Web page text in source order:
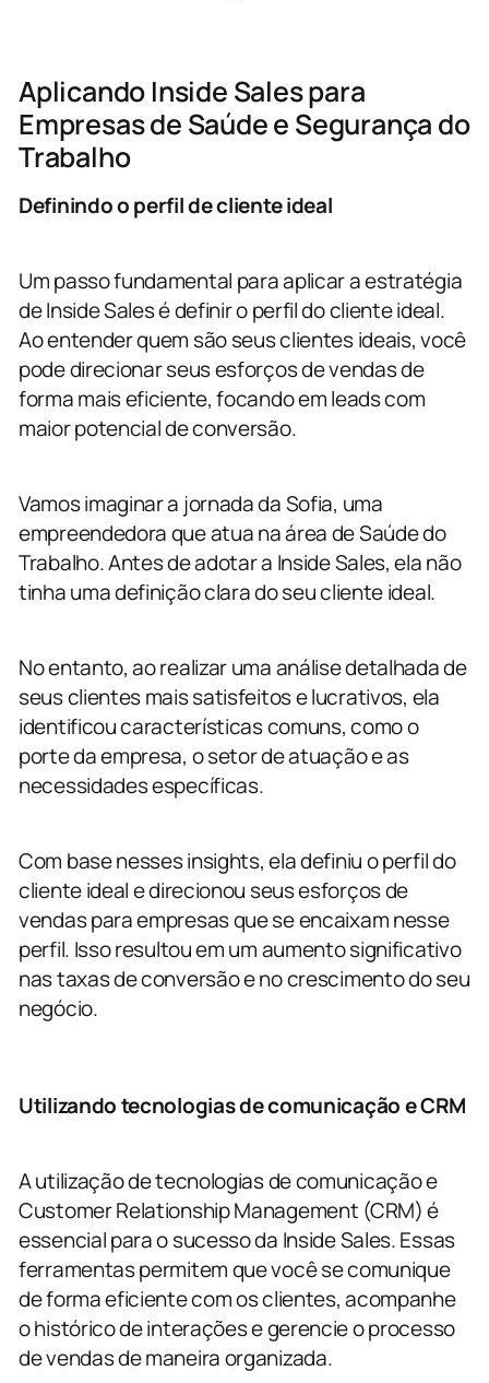
Aplicando Inside Sales para
Empresas de Saúde e Segurança do
Trabalho
Definindo o perfil de cliente ideal
Um passo fundamental para aplicar a estratégia
de Inside Sales é definir o perfil do cliente ideal.
Ao entender quem são seus clientes ideais, você
pode direcionar seus esforços de vendas de
forma mais eficiente, focando em leads com
maior potencial de conversão.
Vamos imaginar a jornada da Sofia, uma
empreendedora que atua na área de Saúde do
Trabalho. Antes de adotar a Inside Sales, ela não
tinha uma definição clara do seu cliente ideal.
No entanto, ao realizar uma análise detalhada de
seus clientes mais satisfeitos e lucrativos, ela
identificou características comuns, como o
porte da empresa, o setor de atuação e as
necessidades específicas.
Com base nesses insights, ela definiu o perfil do
cliente ideal e direcionou seus esforços de
vendas para empresas que se encaixam nesse
perfil. Isso resultou em um aumento significativo
nas taxas de conversão e no crescimento do seu
negócio.
Utilizando tecnologias de comunicação e CRM
A utilização de tecnologias de comunicação e
Customer Relationship Management (CRM) é
essencial para o sucesso da Inside Sales. Essas
ferramentas permitem que você se comunique
de forma eficiente com os clientes, acompanhe
o histórico de interações e gerencie o processo
de vendas de maneira organizada.